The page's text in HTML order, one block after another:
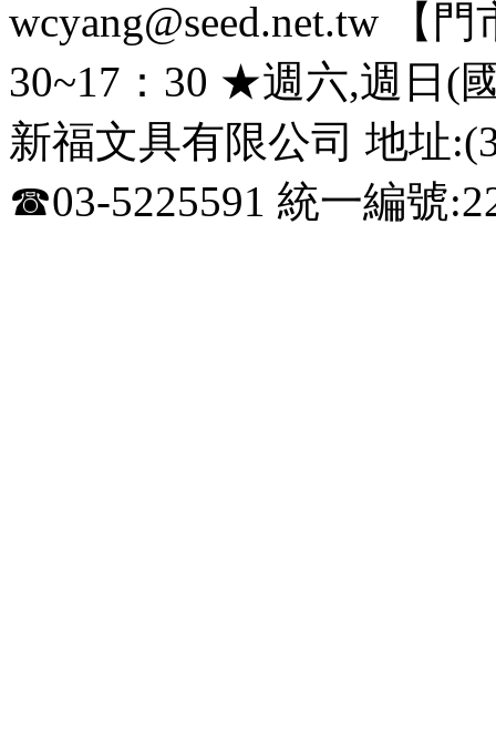
wcyang@seed.net.tw 【
30~17：30 ★週六,週日(
新福文具有限公司 地址
☎03-5225591 統一編號